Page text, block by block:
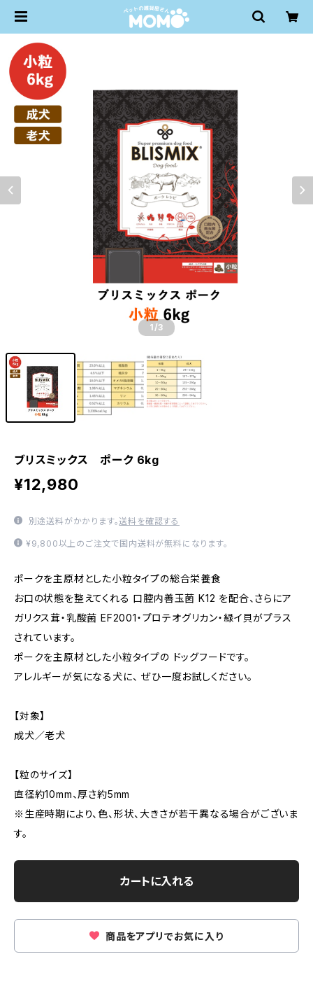
1 /3
ブリスミックス ポーク 6kg
¥12,980
別途送料がかかります。送料を確認する
¥9,800以上のご注文で国内送料が無料になります。
ポークを主原材とした小粒タイプの総合栄養食
お口の状態を整えてくれる 口腔内善玉菌 K12 を配合、さらにア
ガリクス茸・乳酸菌 EF2001・プロテオグリカン・緑イ貝がプラス
されています。
ポークを主原材とした小粒タイプの ドッグフードです。
アレルギーが気になる犬に、 ぜひ一度お試しください。
【対象】
成犬／老犬
【粒のサイズ】
直径約10mm、厚さ約5mm
※生産時期により、色、形状、大きさが若干異なる場合がございま
す。
カートに入れる
商品をアプリでお気に入り